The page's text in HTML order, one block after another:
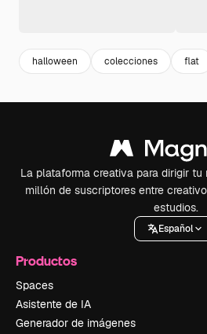
halloween colecciones flat
La plataforma creativa para dirigir
millón de suscriptores entre
estudios.
Español
Productos
Spaces
Asistente de IA
Generador de imágenes